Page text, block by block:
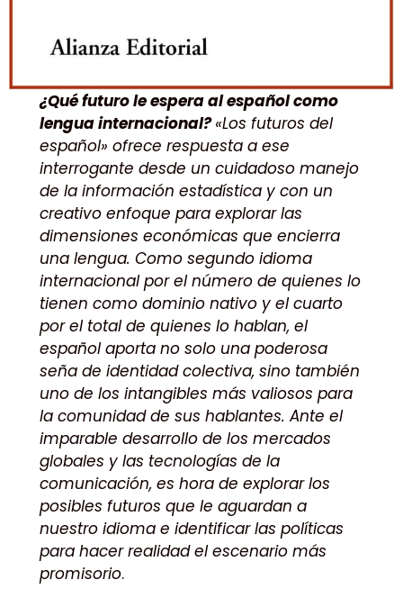
¿Qué futuro le espera al español como
lengua internacional?«Los futuros del
español» ofrece respuesta a ese
interrogante desde un cuidadoso manejo
de la información estadística y con un
creativo enfoque para explorar las
dimensiones económicas que encierra
una lengua. Como segundo idioma
internacional por el número de quienes lo
tienen como dominio nativo y el cuarto
por el total de quienes lo hablan, el
español aporta no solo una poderosa
seña de identidad colectiva, sino también
uno de los intangibles más valiosos para
la comunidad de sus hablantes. Ante el
imparable desarrollo de los mercados
globales y las tecnologías de la
comunicación, es hora de explorar los
posibles futuros que le aguardan a
nuestro idioma e identificar las políticas
para hacer realidad el escenario más
promisorio.